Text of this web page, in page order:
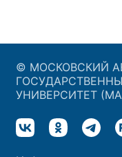
© МОСКОВСКИЙ
УНИВЕРСИТЕТ